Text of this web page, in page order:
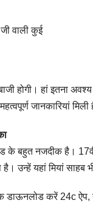
वाली कुई
होगी। हां इतना
जानकारियां
के बहुत नजदीक है।
उन्हें यहां मियां साहब
डाऊनलोड करें 24c ऐप,